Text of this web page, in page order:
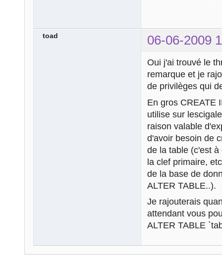
toad 06-06-2009
Oui j'ai trouvé le
remarque et je
de privilèges qui
En gros CREATE
utilise sur
raison valable
d'avoir besoin de
de la table (c'est
la clef primaire,
de la base de
ALTER TABLE..).
Je rajouterais
attendant vous
ALTER TABLE